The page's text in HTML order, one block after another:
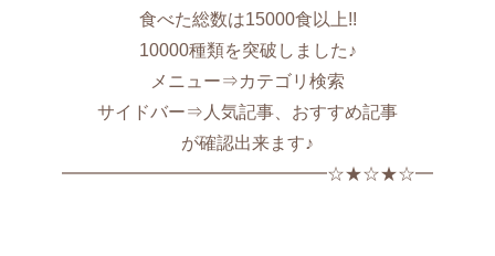
食べた総数は15000食以上!!
10000種類を突破しました♪
メニュー⇒カテゴリ検索
サイドバー⇒人気記事、おすすめ記事
が確認出来ます♪
━━━━━━━━━━━━━━━☆★☆★☆━